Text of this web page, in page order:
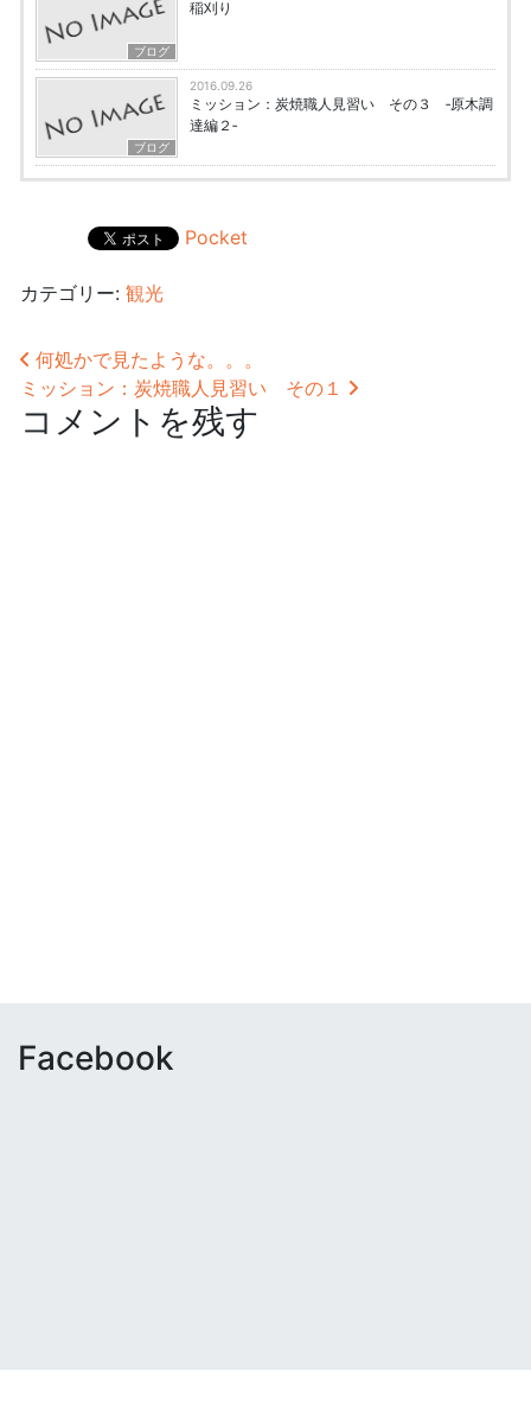
ブログ
稲刈り
ブログ
2016.09.26
ミッション：炭焼職人見習い その３ ‐原木調
達編２‐
Pocket
カテゴリー: 観光
投稿ナビゲーション
何処かで見たような。。。
ミッション：炭焼職人見習い その１
コメントを残す
Facebook